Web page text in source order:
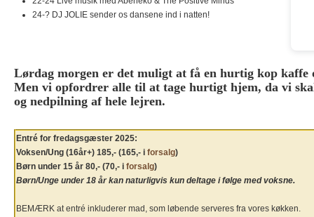
24-? DJ JOLIE sender os dansene ind i natten!
Lørdag morgen er det muligt at få en hurtig kop kaffe
Men vi opfordrer alle til at tage hurtigt hjem, da vi
og nedpilning af hele lejren.
Entré for fredagsgæster 2025:
Voksen/Ung (16år+) 185,- (165,- i forsalg)
Børn under 15 år 80,- (70,- i forsalg)
Børn/Unge under 18 år kan naturligvis kun deltage i følge med voksne.
BEMÆRK at entré inkluderer mad, som løbende serveres fra vores køkken.